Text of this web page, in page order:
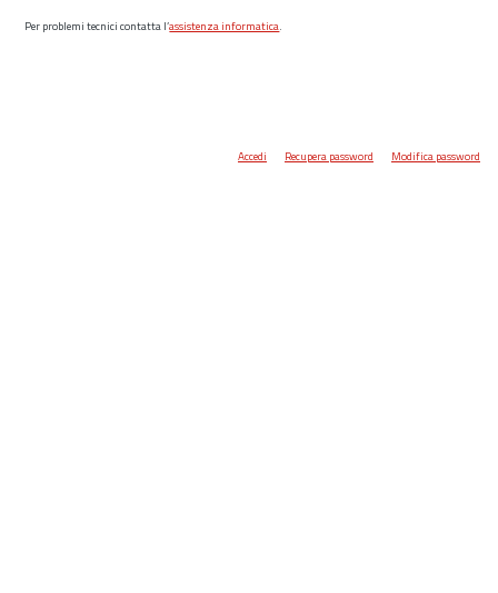
Per problemi tecnici contatta l’assistenza informatica.
Accedi Recupera password Modifica password